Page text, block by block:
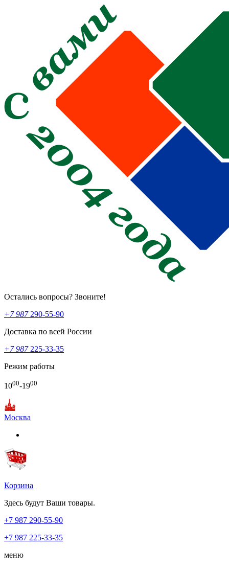
Остались вопросы? Звоните!
+7 987290-55-90
Доставка по всей России
+7 987225-33-35
Режим работы
1000-1900
Москва
Корзина
Здесь будут Ваши товары.
+7 987 290-55-90
+7 987 225-33-35
меню